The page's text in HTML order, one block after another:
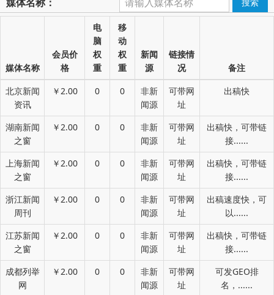
媒体名称
会员价
格
电
脑
权
重
移
动
权
重
新闻
源
链接情
况
备注
北京新闻
资讯
￥2.00 0 0
非新
闻源
可带网
址
出稿快
湖南新闻
之窗
￥2.00 0 0
非新
闻源
可带网
址
出稿快，可带链
接......
上海新闻
之窗
￥2.00 0 0
非新
闻源
可带网
址
出稿快，可带链
接......
浙江新闻
周刊
￥2.00 0 0
非新
闻源
可带网
址
出稿速度快，可
以......
江苏新闻
之窗
￥2.00 0 0
非新
闻源
可带网
址
出稿快，可带链
接......
成都列举
网
￥2.00 0 0
非新
闻源
可带网
址
可发GEO排
名，......